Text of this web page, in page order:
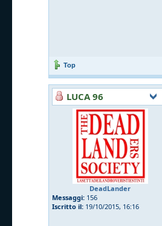
Top
LUCA 96
DeadLander
Messaggi: 156
Iscritto il: 19/10/2015, 16:16